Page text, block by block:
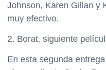
Johnson, Karen Gillan y
muy efectivo.
2. Borat, siguiente
En esta segunda